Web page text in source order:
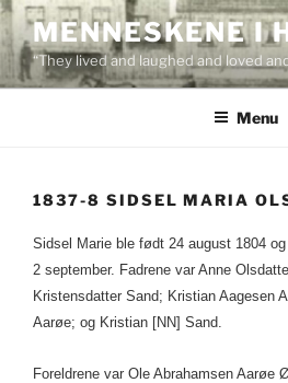
Skip
to
content
MENNESKENE I
“They lived and laughed and loved
Menu
1837-8 SIDSEL MARIA
Sidsel Marie ble født 24 august 1804
2 september. Fadrene var Anne
Kristensdatter Sand; Kristian Aagesen
Aarøe; og Kristian [NN] Sand.
Foreldrene var Ole Abrahamsen Aarøe